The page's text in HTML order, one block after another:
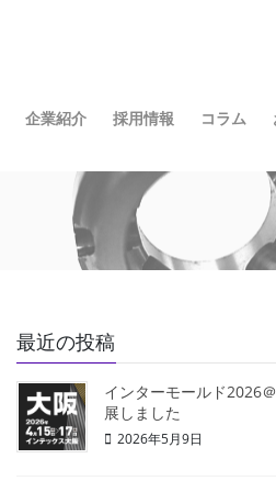
企業紹介 採用情報 コラム
最近の投稿
インターモールド2026
展しました
2026年5月9日